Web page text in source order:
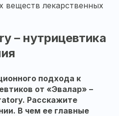
веществ лекарственных
– нутрицевтика
подхода к
от «Эвалар» –
. Расскажите
В чем ее главные